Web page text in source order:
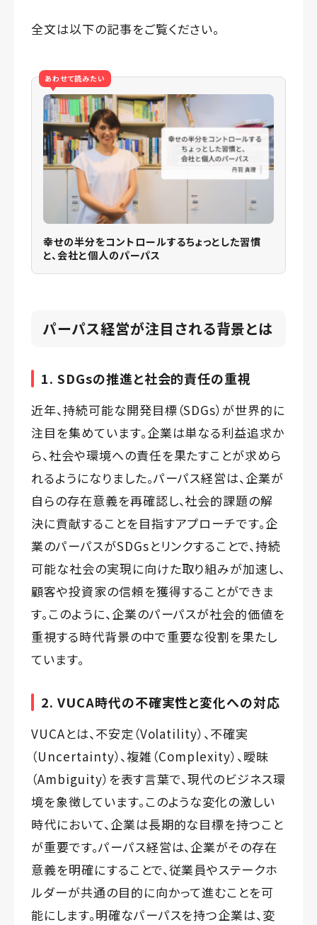
全文は以下の記事をご覧ください。
あわせて読みたい
幸せの半分をコントロールするちょっとした習慣
と、会社と個人のパーパス
パーパス経営が注目される背景とは
1. SDGsの推進と社会的責任の重視
近年、持続可能な開発目標（SDGs）が世界的に
注目を集めています。企業は単なる利益追求か
ら、社会や環境への責任を果たすことが求めら
れるようになりました。パーパス経営は、企業が
自らの存在意義を再確認し、社会的課題の解
決に貢献することを目指すアプローチです。企
業のパーパスがSDGsとリンクすることで、持続
可能な社会の実現に向けた取り組みが加速し、
顧客や投資家の信頼を獲得することができま
す。このように、企業のパーパスが社会的価値を
重視する時代背景の中で重要な役割を果たし
ています。
2. VUCA時代の不確実性と変化への対応
VUCAとは、不安定（Volatility）、不確実
（Uncertainty）、複雑（Complexity）、曖昧
（Ambiguity）を表す言葉で、現代のビジネス環
境を象徴しています。このような変化の激しい
時代において、企業は長期的な目標を持つこと
が重要です。パーパス経営は、企業がその存在
意義を明確にすることで、従業員やステークホ
ルダーが共通の目的に向かって進むことを可
能にします。明確なパーパスを持つ企業は、変